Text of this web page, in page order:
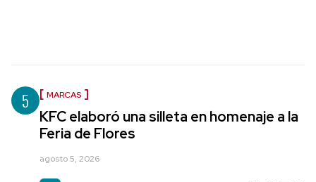
5 MARCAS
KFC elaboró una silleta en homenaje a la
Feria de Flores
agosto 5, 2026